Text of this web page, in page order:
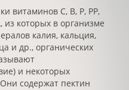
витаминов С, В, Р, РР,
которых в организме
калия, кальция,
и др., органических
и некоторых
содержат пектин